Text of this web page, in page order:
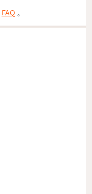
FAQ 。